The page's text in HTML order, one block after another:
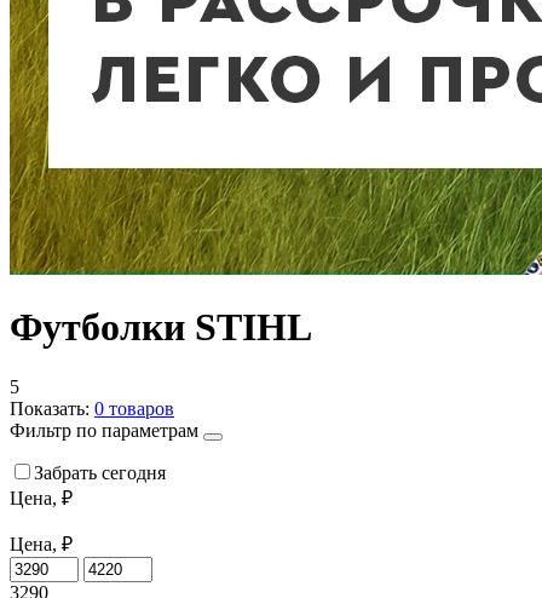
Футболки STIHL
5
Показать: 0 товаров
Фильтр по параметрам
Забрать сегодня
Цена, ₽
Цена, ₽
3290